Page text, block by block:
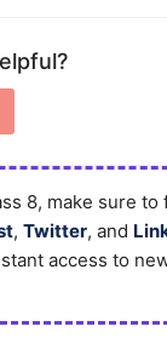
8, make sure to
, Twitter, and
access to